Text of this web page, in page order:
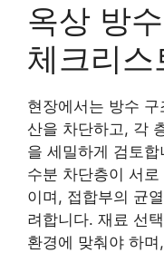
옥상 방
체크리스
현장에서는 방수
산을 차단하고, 각
을 세밀하게 검토
수분 차단층이 서
이며, 접합부의 균
려합니다. 재료 선
환경에 맞춰야 하